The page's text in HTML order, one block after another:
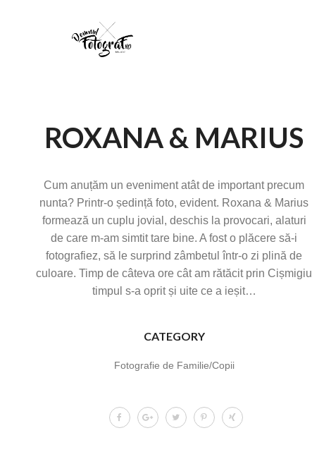
ROXANA & MARIUS
Cum anuțăm un eveniment atât de important precum
nunta? Printr-o ședință foto, evident. Roxana & Marius
formează un cuplu jovial, deschis la provocari, alaturi
de care m-am simtit tare bine. A fost o plăcere să-i
fotografiez, să le surprind zâmbetul într-o zi plină de
culoare. Timp de câteva ore cât am rătăcit prin Cișmigiu
timpul s-a oprit și uite ce a ieșit…
CATEGORY
Fotografie de Familie/Copii